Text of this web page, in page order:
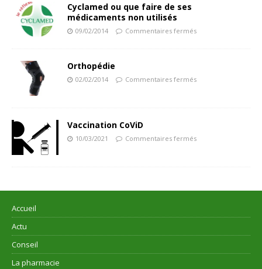
Cyclamed ou que faire de ses
médicaments non utilisés
09/02/2014 Commentaires fermés
Orthopédie
02/02/2014 Commentaires fermés
Vaccination CoViD
10/03/2021 Commentaires fermés
Accueil
Actu
Conseil
La pharmacie